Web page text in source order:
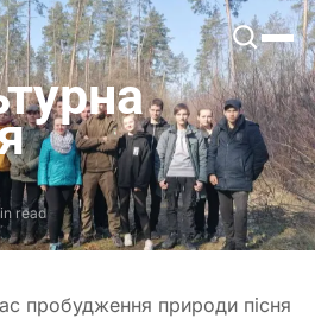
read
пробудження природи пісня